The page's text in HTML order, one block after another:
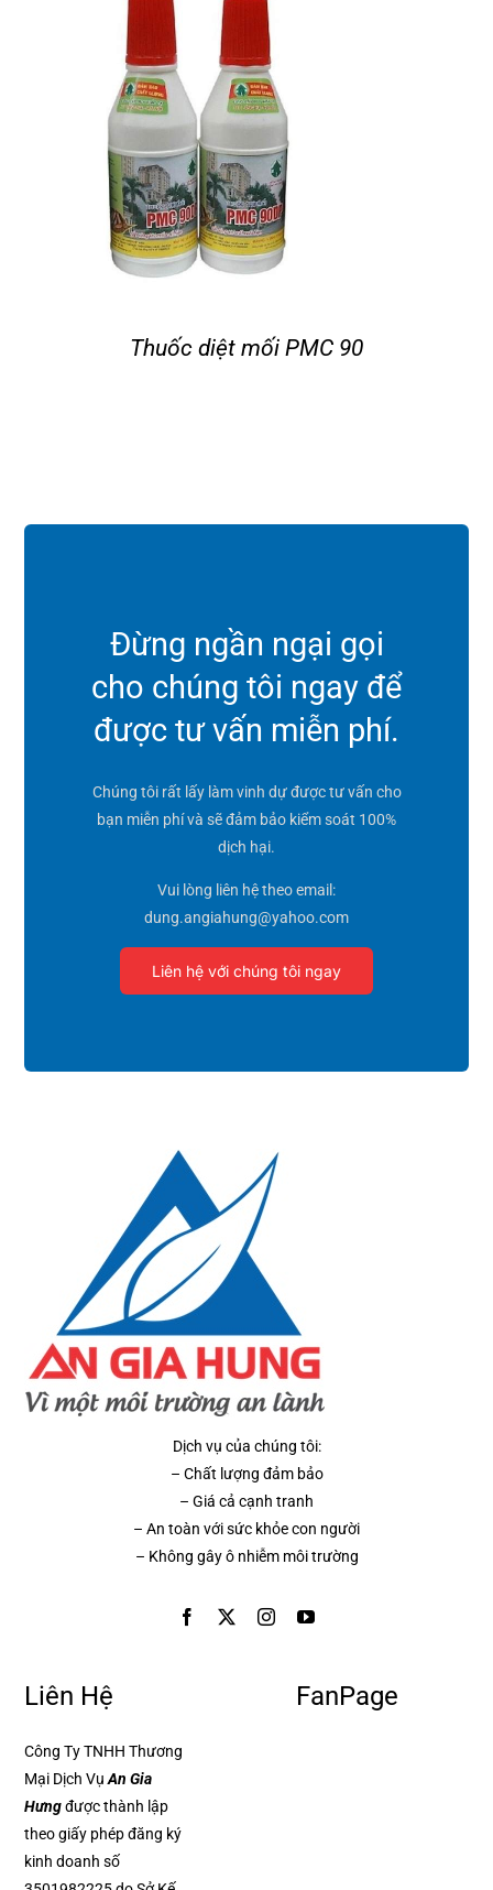
Thuốc diệt mối PMC 90
Đừng ngần ngại gọi
cho chúng tôi ngay để
được tư vấn miễn phí.
Chúng tôi rất lấy làm vinh dự được tư vấn cho
bạn miễn phí và sẽ đảm bảo kiểm soát 100%
dịch hại.
Vui lòng liên hệ theo email:
dung.angiahung@yahoo.com
Liên hệ với chúng tôi ngay
Dịch vụ của chúng tôi:
– Chất lượng đảm bảo
– Giá cả cạnh tranh
– An toàn với sức khỏe con người
– Không gây ô nhiễm môi trường
Liên Hệ
Công Ty TNHH Thương
Mại Dịch Vụ An Gia
Hưngđược thành lập
theo giấy phép đăng ký
kinh doanh số
FanPage